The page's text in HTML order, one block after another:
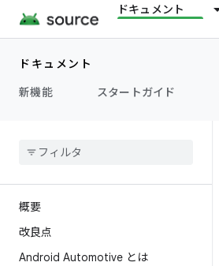
ドキュメント
ドキュメント
新機能
スタートガイド
概要
改良点
Android Automotive とは